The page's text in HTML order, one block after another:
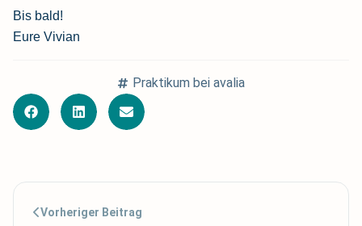
Bis bald!
Eure Vivian
Praktikum bei avalia
Vorheriger Beitrag